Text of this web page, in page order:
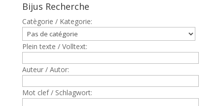
Bijus Recherche
Catègorie / Kategorie:
Plein texte / Volltext:
Auteur / Autor:
Mot clef / Schlagwort: